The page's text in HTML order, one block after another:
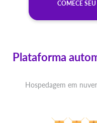
COMECE
Plataforma
Hospedagem em